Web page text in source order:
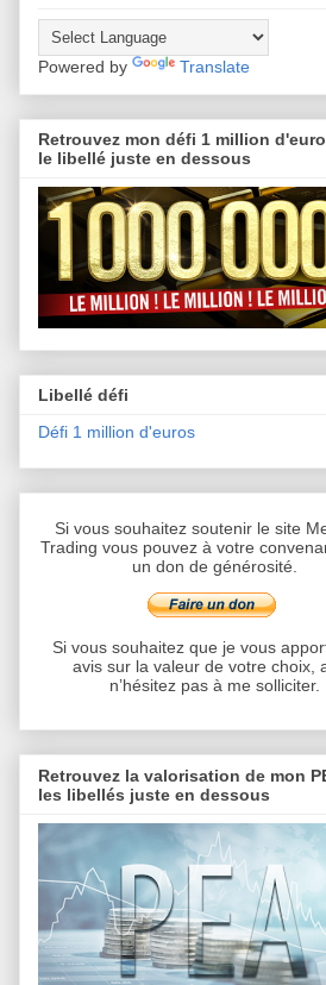
Powered by Translate
Retrouvez mon défi 1 million
le libellé juste en dessous
Libellé défi
Défi 1 million d'euros
Si vous souhaitez soutenir le site
Trading vous pouvez à votre
un don de générosité.
Si vous souhaitez que je vous
avis sur la valeur de votre choix,
n’hésitez pas à me solliciter.
Retrouvez la valorisation de mon
les libellés juste en dessous